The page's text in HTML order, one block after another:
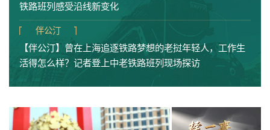
铁路班列感受沿线新变化
伴公汀
【伴公汀】曾在上海追逐铁路梦想的老挝年轻人，工作生
活得怎么样？记者登上中老铁路班列现场探访